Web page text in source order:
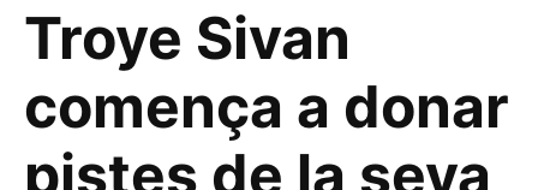
Troye Sivan
comença a donar
pistes de la seva